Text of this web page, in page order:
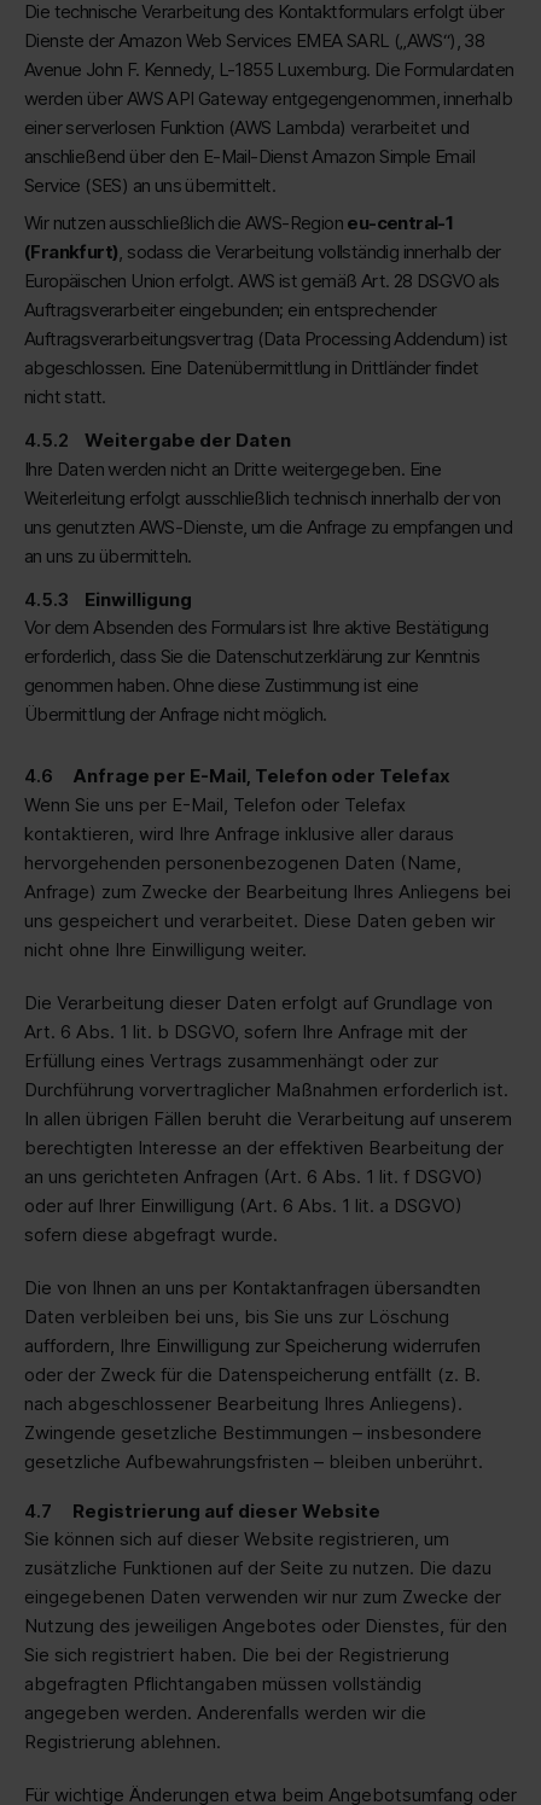
Die technische Verarbeitung des Kontaktformulars erfolgt über
Dienste der Amazon Web Services EMEA SARL („AWS“), 38
Avenue John F. Kennedy, L-1855 Luxemburg. Die Formulardaten
werden über AWS API Gateway entgegengenommen, innerhalb
einer serverlosen Funktion (AWS Lambda) verarbeitet und
anschließend über den E-Mail-Dienst Amazon Simple Email
Service (SES) an uns übermittelt.
Wir nutzen ausschließlich die AWS-Region eu-central-1
(Frankfurt), sodass die Verarbeitung vollständig innerhalb der
Europäischen Union erfolgt. AWS ist gemäß Art. 28 DSGVO als
Auftragsverarbeiter eingebunden; ein entsprechender
Auftragsverarbeitungsvertrag (Data Processing Addendum) ist
abgeschlossen. Eine Datenübermittlung in Drittländer findet
nicht statt.
Weitergabe der Daten
Ihre Daten werden nicht an Dritte weitergegeben. Eine
Weiterleitung erfolgt ausschließlich technisch innerhalb der von
uns genutzten AWS-Dienste, um die Anfrage zu empfangen und
an uns zu übermitteln.
Einwilligung
Vor dem Absenden des Formulars ist Ihre aktive Bestätigung
erforderlich, dass Sie die Datenschutzerklärung zur Kenntnis
genommen haben. Ohne diese Zustimmung ist eine
Übermittlung der Anfrage nicht möglich.
Anfrage per E-Mail, Telefon oder Telefax
Wenn Sie uns per E-Mail, Telefon oder Telefax
kontaktieren, wird Ihre Anfrage inklusive aller daraus
hervorgehenden personenbezogenen Daten (Name,
Anfrage) zum Zwecke der Bearbeitung Ihres Anliegens bei
uns gespeichert und verarbeitet. Diese Daten geben wir
nicht ohne Ihre Einwilligung weiter.
Die Verarbeitung dieser Daten erfolgt auf Grundlage von
Art. 6 Abs. 1 lit. b DSGVO, sofern Ihre Anfrage mit der
Erfüllung eines Vertrags zusammenhängt oder zur
Durchführung vorvertraglicher Maßnahmen erforderlich ist.
In allen übrigen Fällen beruht die Verarbeitung auf unserem
berechtigten Interesse an der effektiven Bearbeitung der
an uns gerichteten Anfragen (Art. 6 Abs. 1 lit. f DSGVO)
oder auf Ihrer Einwilligung (Art. 6 Abs. 1 lit. a DSGVO)
sofern diese abgefragt wurde.
Die von Ihnen an uns per Kontaktanfragen übersandten
Daten verbleiben bei uns, bis Sie uns zur Löschung
auffordern, Ihre Einwilligung zur Speicherung widerrufen
oder der Zweck für die Datenspeicherung entfällt (z. B.
nach abgeschlossener Bearbeitung Ihres Anliegens).
Zwingende gesetzliche Bestimmungen – insbesondere
gesetzliche Aufbewahrungsfristen – bleiben unberührt.
Registrierung auf dieser Website
Sie können sich auf dieser Website registrieren, um
zusätzliche Funktionen auf der Seite zu nutzen. Die dazu
eingegebenen Daten verwenden wir nur zum Zwecke der
Nutzung des jeweiligen Angebotes oder Dienstes, für den
Sie sich registriert haben. Die bei der Registrierung
abgefragten Pflichtangaben müssen vollständig
angegeben werden. Anderenfalls werden wir die
Registrierung ablehnen.
Für wichtige Änderungen etwa beim Angebotsumfang oder